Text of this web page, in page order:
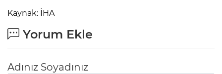
Kaynak: İHA
Yorum Ekle
Adınız Soyadınız